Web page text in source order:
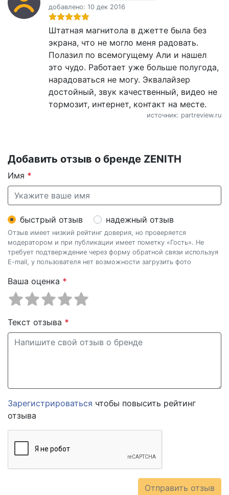
добавлено: 10 дек 2016
Штатная магнитола в джетте была без
экрана, что не могло меня радовать.
Полазил по всемогущему Али и нашел
это чудо. Работает уже больше полугода,
нарадоваться не могу. Эквалайзер
достойный, звук качественный, видео не
тормозит, интернет, контакт на месте.
источник: partreview.ru
Добавить отзыв о бренде ZENITH
Имя *
быстрый отзыв надежный отзыв
Отзыв имеет низкий рейтинг доверия, но проверяется
модератором и при публикации имеет пометку «Гость». Не
требует подтверждение через форму обратной связи используя
E-mail, у пользователя нет возможности загрузить фото
Ваша оценка *
Текст отзыва *
Зарегистрироваться чтобы повысить рейтинг
отзыва
Отправить отзыв